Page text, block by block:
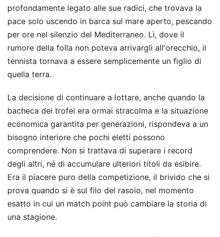
profondamente legato alle sue radici, che trovava la
pace solo uscendo in barca sul mare aperto, pescando
per ore nel silenzio del Mediterraneo. Lì, dove il
rumore della folla non poteva arrivargli all'orecchio, il
tennista tornava a essere semplicemente un figlio di
quella terra.
La decisione di continuare a lottare, anche quando la
bacheca dei trofei era ormai stracolma e la situazione
economica garantita per generazioni, rispondeva a un
bisogno interiore che pochi eletti possono
comprendere. Non si trattava di superare i record
degli altri, né di accumulare ulteriori titoli da esibire.
Era il piacere puro della competizione, il brivido che si
prova quando si è sul filo del rasoio, nel momento
esatto in cui un match point può cambiare la storia di
una stagione.